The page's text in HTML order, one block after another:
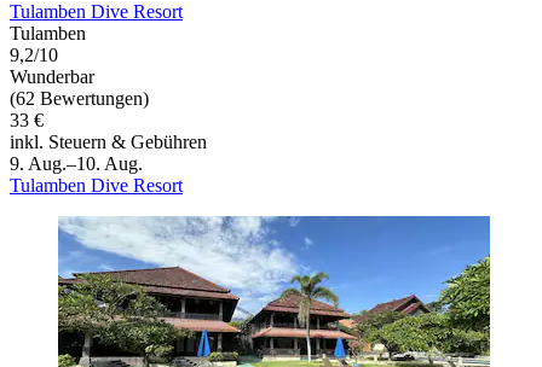
Tulamben Dive Resort
Tulamben
9,2/10
Wunderbar
(62 Bewertungen)
33 €
inkl. Steuern & Gebühren
9. Aug.–10. Aug.
Tulamben Dive Resort